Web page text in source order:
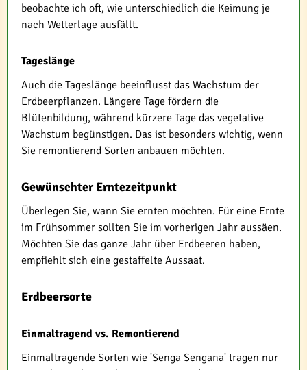
beobachte ich oft, wie unterschiedlich die Keimung je
nach Wetterlage ausfällt.
Tageslänge
Auch die Tageslänge beeinflusst das Wachstum der
Erdbeerpflanzen. Längere Tage fördern die
Blütenbildung, während kürzere Tage das vegetative
Wachstum begünstigen. Das ist besonders wichtig, wenn
Sie remontierend Sorten anbauen möchten.
Gewünschter Erntezeitpunkt
Überlegen Sie, wann Sie ernten möchten. Für eine Ernte
im Frühsommer sollten Sie im vorherigen Jahr aussäen.
Möchten Sie das ganze Jahr über Erdbeeren haben,
empfiehlt sich eine gestaffelte Aussaat.
Erdbeersorte
Einmaltragend vs. Remontierend
Einmaltragende Sorten wie 'Senga Sengana' tragen nur